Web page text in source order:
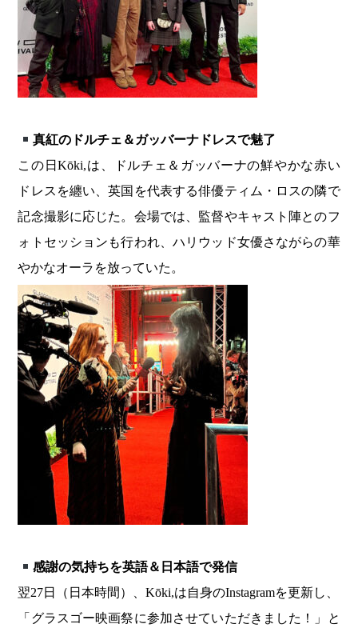
真紅のドルチェ＆ガッバーナドレスで魅了
この日Kōki,は、ドルチェ＆ガッバーナの鮮やかな赤い
ドレスを纏い、英国を代表する俳優ティム・ロスの隣で
記念撮影に応じた。会場では、監督やキャスト陣とのフ
ォトセッションも行われ、ハリウッド女優さながらの華
やかなオーラを放っていた。
感謝の気持ちを英語＆日本語で発信
翌27日（日本時間）、Kōki,は自身のInstagramを更新し、
「グラスゴー映画祭に参加させていただきました！」と